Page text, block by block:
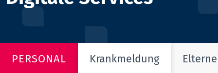
PERSONAL Krankmeldung